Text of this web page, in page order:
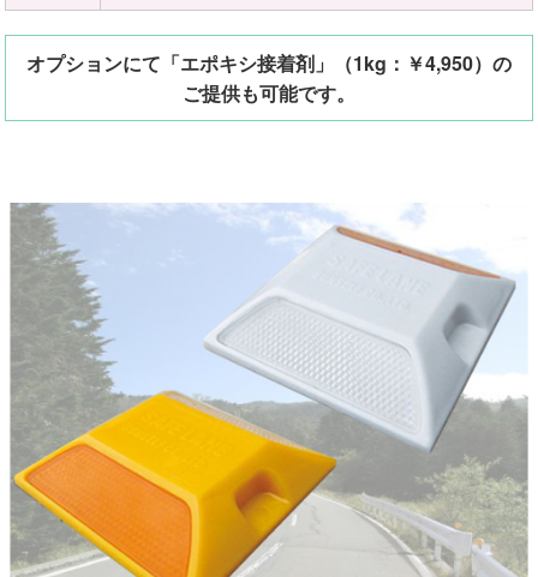
オプションにて「エポキシ接着剤」（1kg：￥4,950）の
ご提供も可能です。